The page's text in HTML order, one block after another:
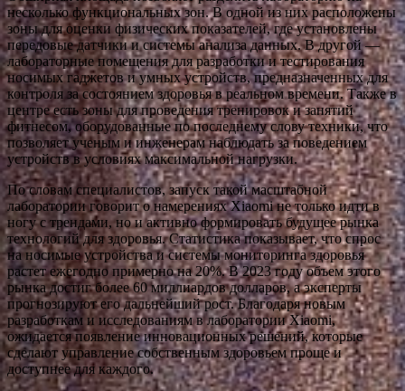
несколько функциональных зон. В одной из них расположены
зоны для оценки физических показателей, где установлены
передовые датчики и системы анализа данных. В другой —
лабораторные помещения для разработки и тестирования
носимых гаджетов и умных устройств, предназначенных для
контроля за состоянием здоровья в реальном времени. Также в
центре есть зоны для проведения тренировок и занятий
фитнесом, оборудованные по последнему слову техники, что
позволяет ученым и инженерам наблюдать за поведением
устройств в условиях максимальной нагрузки.
По словам специалистов, запуск такой масштабной
лаборатории говорит о намерениях Xiaomi не только идти в
ногу с трендами, но и активно формировать будущее рынка
технологий для здоровья. Статистика показывает, что спрос
на носимые устройства и системы мониторинга здоровья
растет ежегодно примерно на 20%. В 2023 году объем этого
рынка достиг более 60 миллиардов долларов, а эксперты
прогнозируют его дальнейший рост. Благодаря новым
разработкам и исследованиям в лаборатории Xiaomi,
ожидается появление инновационных решений, которые
сделают управление собственным здоровьем проще и
доступнее для каждого.